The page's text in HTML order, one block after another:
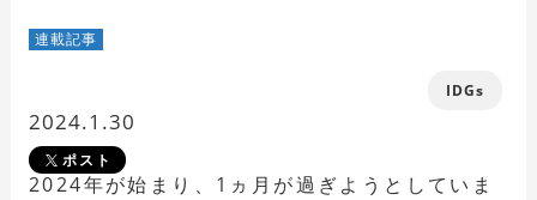
連載記事
IDGs
2024.1.30
ポスト
2024年が始まり、1ヵ月が過ぎようとしていま